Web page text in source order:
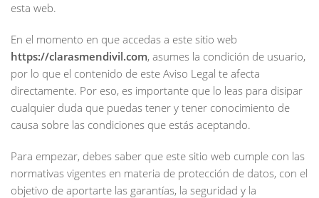
esta web.
En el momento en que accedas a este sitio web
https://clarasmendivil.com, asumes la condición de usuario,
por lo que el contenido de este Aviso Legal te afecta
directamente. Por eso, es importante que lo leas para disipar
cualquier duda que puedas tener y tener conocimiento de
causa sobre las condiciones que estás aceptando.
Para empezar, debes saber que este sitio web cumple con las
normativas vigentes en materia de protección de datos, con el
objetivo de aportarte las garantías, la seguridad y la